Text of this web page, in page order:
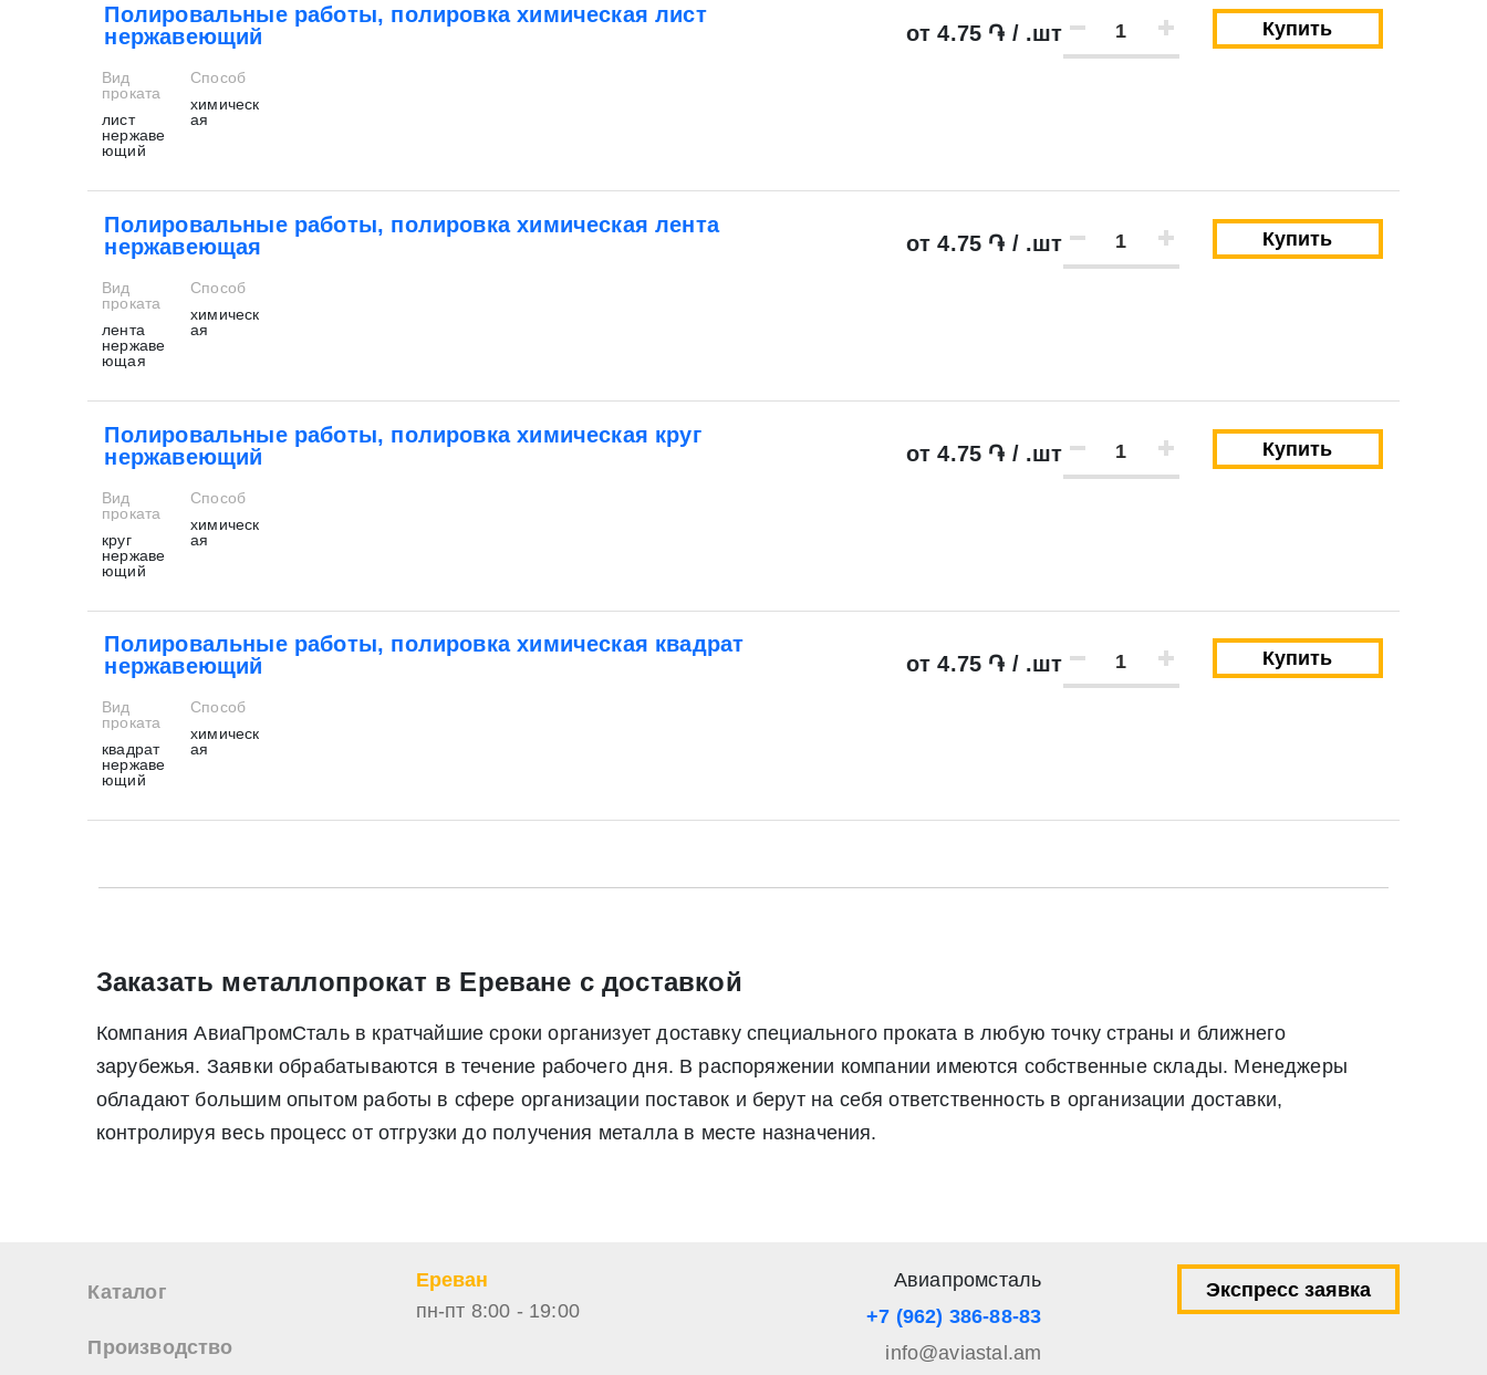
Полировальные работы, полировка химическая лист
нержавеющий
от 4.75 ֏ / .шт
Вид
проката
лист
нержаве
ющий
Способ
химическ
ая
Купить
Полировальные работы, полировка химическая лента
нержавеющая
от 4.75 ֏ / .шт
Вид
проката
лента
нержаве
ющая
Способ
химическ
ая
Купить
Полировальные работы, полировка химическая круг
нержавеющий
от 4.75 ֏ / .шт
Вид
проката
круг
нержаве
ющий
Способ
химическ
ая
Купить
Полировальные работы, полировка химическая квадрат
нержавеющий
от 4.75 ֏ / .шт
Вид
проката
квадрат
нержаве
ющий
Способ
химическ
ая
Купить
Заказать металлопрокат в Ереване с доставкой
Компания АвиаПромСталь в кратчайшие сроки организует доставку специального проката в любую точку страны и ближнего
зарубежья. Заявки обрабатываются в течение рабочего дня. В распоряжении компании имеются собственные склады. Менеджеры
обладают большим опытом работы в сфере организации поставок и берут на себя ответственность в организации доставки,
контролируя весь процесс от отгрузки до получения металла в месте назначения.
Каталог
Производство
Ереван
пн-пт 8:00 - 19:00
Авиапромсталь
+7 (962) 386-88-83
info@aviastal.am
Экспресс заявка
июля 2006 г. N 152-ФЗ «О персональных данных», а также соглашаетесь на информационную рассылку по средством e-mail или СМС
* - обязательные поля для заполнения
Прикрепить файл (до 20 mb)
Нажимая на кнопку «Отправить заявку» Вы даете согласие на обработку своих персональных данных в соответствии со статьей 9 Федерального закона от 27 июля 2006 г. N 152-ФЗ «О